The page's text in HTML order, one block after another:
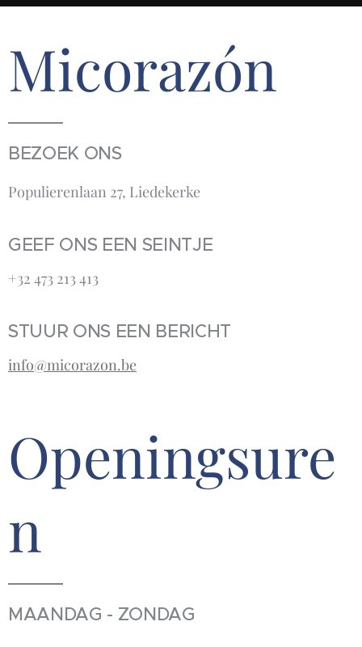
Micorazón
BEZOEK ONS
Populierenlaan 27, Liedekerke
GEEF ONS EEN SEINTJE
+32 473 213 413‬
STUUR ONS EEN BERICHT
info@micorazon.be
Openingsure
n
MAANDAG - ZONDAG